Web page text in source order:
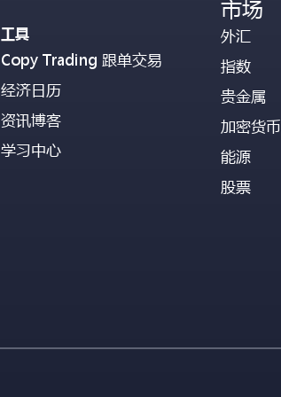
工具
Copy Trading 跟单交易
经济日历
资讯博客
学习中心
市场
外汇
指数
贵金属
加密货币
能源
股票